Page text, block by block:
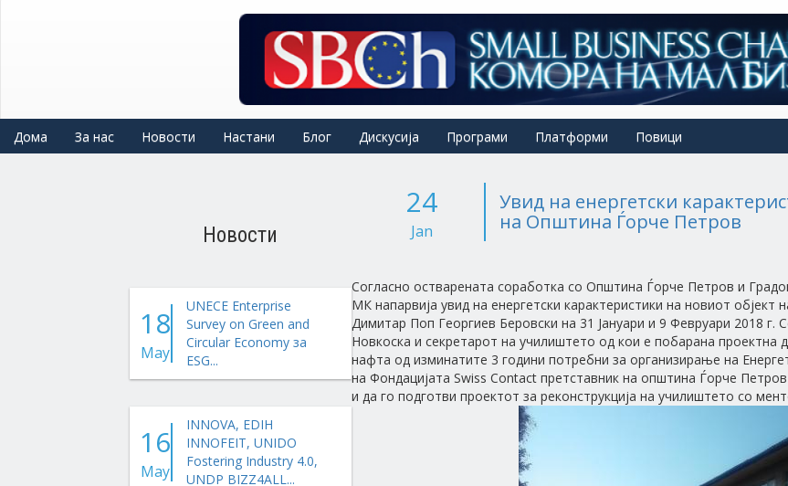
Дома За нас Новости Настани Блог Дискусија Програми Платформи Повици
Новости
18
May
UNECE Enterprise
Survey on Green and
Circular Economy за
ESG...
16
May
INNOVA, EDIH
INNOFEIT, UNIDO
Fostering Industry 4.0,
UNDP BIZZ4ALL...
24
Jan
Увид на енергетски
на Општина Ѓорче Петров
Согласно остварената соработка со Општина Ѓорче Петров и
МК напарвија увид на енергетски карактеристики на новиот
Димитар Поп Георгиев Беровски на 31 Јануари и 9 Февруари 2018 г.
Новкоска и секретарот на училиштето од кои е побарана проектна
нафта од изминатите 3 години потребни за организирање на
на Фондацијата Swiss Contact претставник на општина Ѓорче
и да го подготви проектот за реконструкција на училиштето со